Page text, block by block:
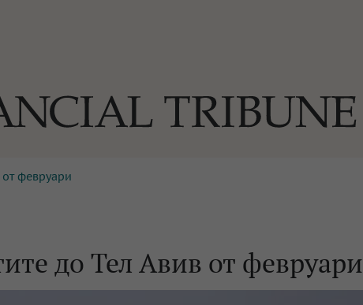
февруари
до Тел Авив от февруари